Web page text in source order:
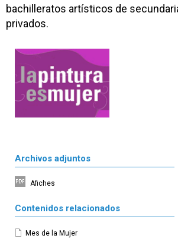
bachilleratos artísticos de
privados.
Archivos adjuntos
Afiches
Contenidos relacionados
Mes de la Mujer